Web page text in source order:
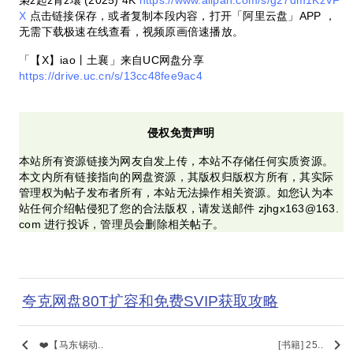
X 点击链接保存，或者复制本段内容，打开「阿里云盘」APP ，
无需下载极速在线查看，视频原画倍速播放。
「【X】iao丨土襄」来自UC网盘分享
https://drive.uc.cn/s/13cc48fee9ac4
侵权免责声明
本站所有资源链接为网友自发上传，本站不存储任何实质资源。
本文内所有链接指向的网盘资源，其版权归版权方所有，其实际
管理权为帖子发布者所有，本站无法操作相关资源。如您认为本
站任何介绍帖侵犯了您的合法版权，请发送邮件 zjhgx163@163.
com 进行投诉，管理员会删除相关帖子。
夸克网盘80T扩容和免费SVIP获取攻略
keyboard_arrow_left ❤️【马东锡动.. [书籍] 25.. keyboard_arrow_right